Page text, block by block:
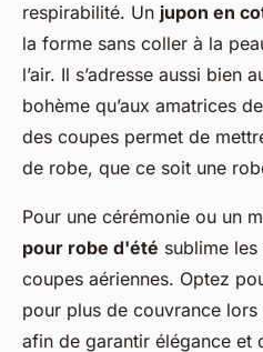
respirabilité. Un jupon en
la forme sans coller à la
l’air. Il s’adresse aussi bien
bohème qu’aux amatrices
des coupes permet de
de robe, que ce soit une
Pour une cérémonie ou un
pour robe d'été sublime
coupes aériennes. Optez
pour plus de couvrance
afin de garantir élégance et